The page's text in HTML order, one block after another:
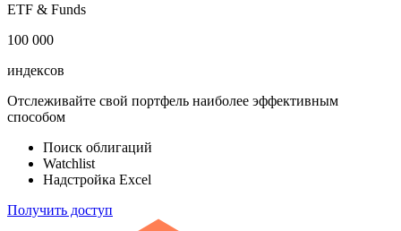
ETF & Funds
100 000
индексов
Отслеживайте свой портфель наиболее эффективным
способом
Поиск облигаций
Watchlist
Надстройка Excel
Получить доступ